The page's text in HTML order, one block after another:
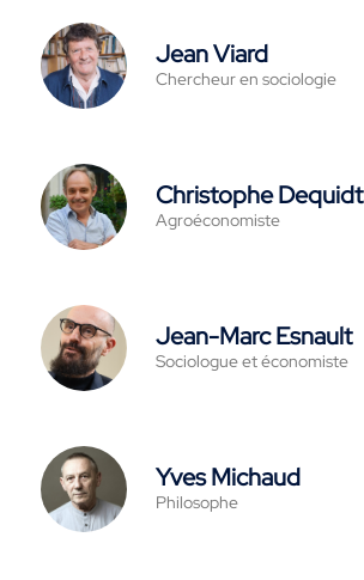
Jean Viard
Chercheur en sociologie
Christophe Dequidt
Agroéconomiste
Jean-Marc Esnault
Sociologue et économiste
Yves Michaud
Philosophe